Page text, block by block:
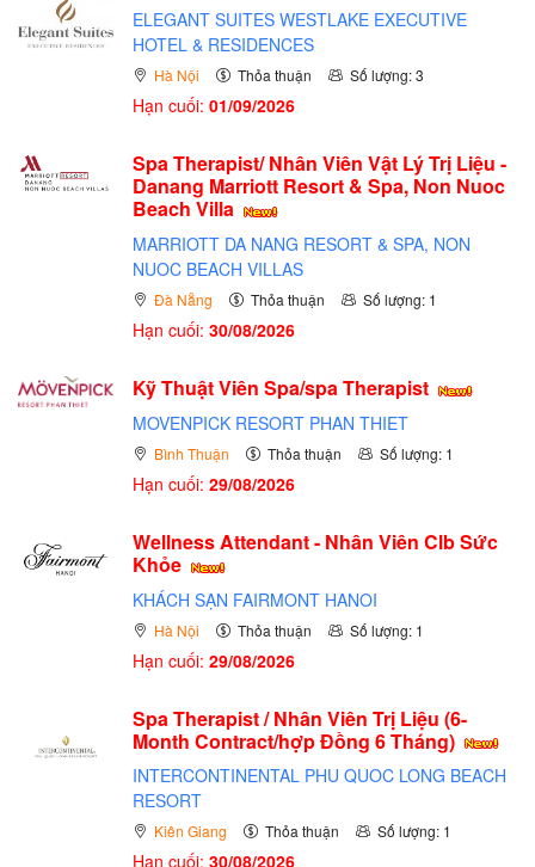
ELEGANT SUITES WESTLAKE EXECUTIVE
HOTEL & RESIDENCES
Hà Nội Thỏa thuận Số lượng: 3
Hạn cuối: 01/09/2026
Spa Therapist/ Nhân Viên Vật Lý Trị Liệu -
Danang Marriott Resort & Spa, Non Nuoc
Beach Villa
MARRIOTT DA NANG RESORT & SPA, NON
NUOC BEACH VILLAS
Đà Nẵng Thỏa thuận Số lượng: 1
Hạn cuối: 30/08/2026
Kỹ Thuật Viên Spa/spa Therapist
MOVENPICK RESORT PHAN THIET
Bình Thuận Thỏa thuận Số lượng: 1
Hạn cuối: 29/08/2026
Wellness Attendant - Nhân Viên Clb Sức
Khỏe
KHÁCH SẠN FAIRMONT HANOI
Hà Nội Thỏa thuận Số lượng: 1
Hạn cuối: 29/08/2026
Spa Therapist / Nhân Viên Trị Liệu (6-
Month Contract/hợp Đồng 6 Tháng)
INTERCONTINENTAL PHU QUOC LONG BEACH
RESORT
Kiên Giang Thỏa thuận Số lượng: 1
Hạn cuối: 30/08/2026